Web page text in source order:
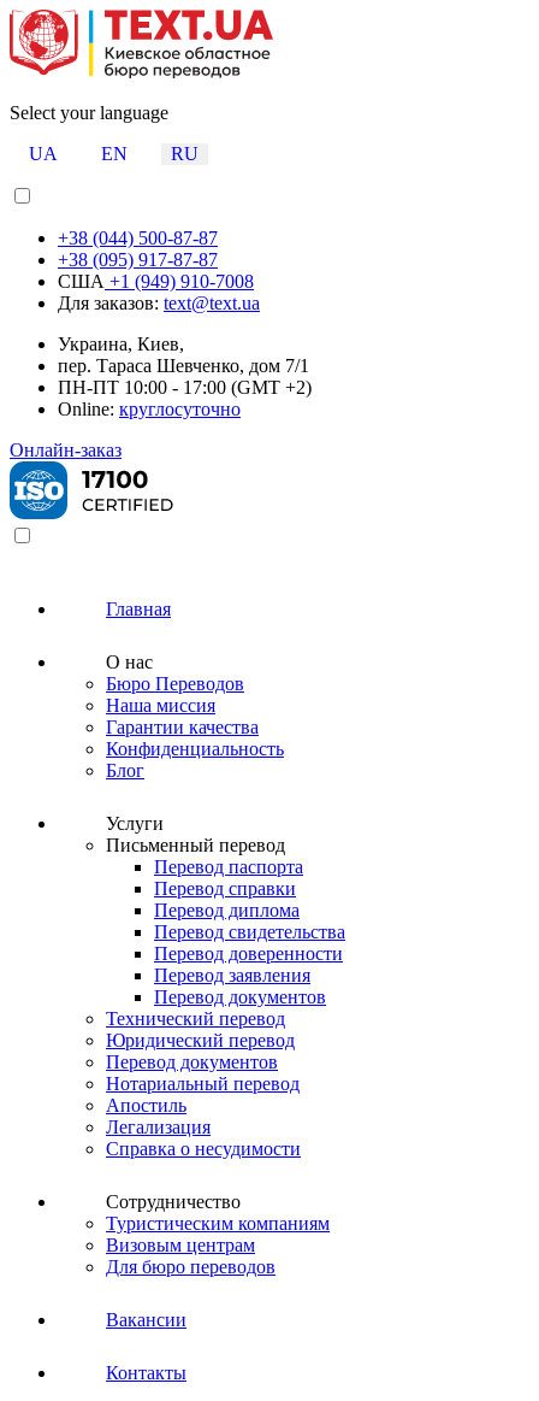
Select your language
UA
EN RU
+38 (044) 500-87-87
+38 (095) 917-87-87
США +1 (949) 910-7008
Для заказов: text@text.ua
Украина, Киев,
пер. Тараса Шевченко, дом 7/1
ПН-ПТ 10:00 - 17:00 (GMT +2)
Online: круглосуточно
Онлайн-заказ
Главная
О нас
Бюро Переводов
Наша миссия
Гарантии качества
Конфиденциальность
Блог
Услуги
Письменный перевод
Перевод паспорта
Перевод справки
Перевод диплома
Перевод свидетельства
Перевод доверенности
Перевод заявления
Перевод документов
Технический перевод
Юридический перевод
Перевод документов
Нотариальный перевод
Апостиль
Легализация
Справка о несудимости
Сотрудничество
Туристическим компаниям
Визовым центрам
Для бюро переводов
Вакансии
Контакты